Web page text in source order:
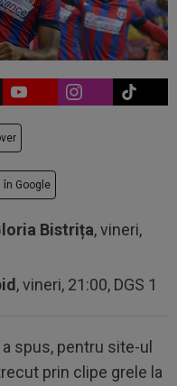
Google
Bistrița, vineri,
, vineri, 21:00, DGS 1
spus, pentru site-ul
prin clipe grele la